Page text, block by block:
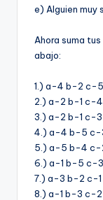
e) Alguien muy
Ahora suma
abajo:
1.) a-4 b-2 c-
2.) a-2 b-1 c-
3.) a-2 b-1 c-
4.) a-4 b-5 c-
5.) a-5 b-4 c-
6.) a-1 b-5 c-
7.) a-3 b-2 c-
8.) a-1 b-3 c-